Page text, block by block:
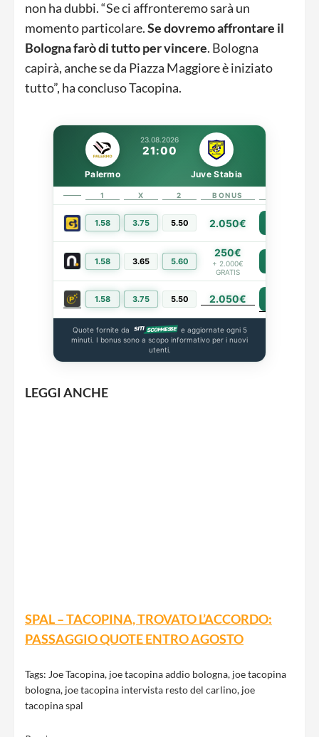
non ha dubbi. “Se ci affronteremo sarà un
momento particolare.Se dovremo affrontare il
Bologna farò di tutto per vincere. Bologna
capirà, anche se da Piazza Maggiore è iniziato
tutto”, ha concluso Tacopina.
23.08.2026
21:00
Palermo Juve Stabia
1 X 2 BONUS
1.58 3.75 5.50 2.050€
1.58 3.65 5.60
250€
+ 2.000€
GRATIS
1.58 3.75 5.50 2.050€
Quote fornite da
e aggiornate ogni 5
minuti. I bonus sono a scopo informativo per i nuovi
utenti.
LEGGI ANCHE
SPAL – TACOPINA, TROVATO L’ACCORDO:
PASSAGGIO QUOTE ENTRO AGOSTO
Tags: Joe Tacopina, joe tacopina addio bologna, joe tacopina
bologna, joe tacopina intervista resto del carlino, joe
tacopina spal